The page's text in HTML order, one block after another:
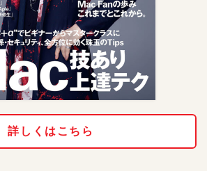
詳しくはこちら